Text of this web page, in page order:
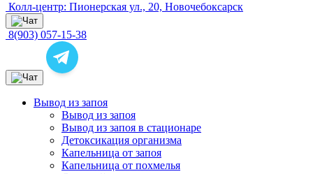
Колл-центр: Пионерская ул., 20, Новочебоксарск
8(903) 057-15-38
Вывод из запоя
Вывод из запоя
Вывод из запоя в стационаре
Детоксикация организма
Капельница от запоя
Капельница от похмелья